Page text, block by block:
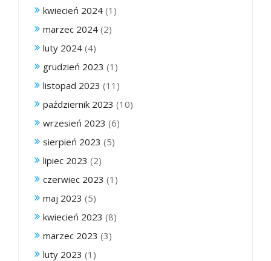
kwiecień 2024 (1)
marzec 2024 (2)
luty 2024 (4)
grudzień 2023 (1)
listopad 2023 (11)
październik 2023 (10)
wrzesień 2023 (6)
sierpień 2023 (5)
lipiec 2023 (2)
czerwiec 2023 (1)
maj 2023 (5)
kwiecień 2023 (8)
marzec 2023 (3)
luty 2023 (1)